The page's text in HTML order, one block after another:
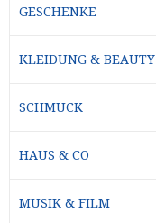
GESCHENKE
KLEIDUNG & BEAUTY
SCHMUCK
HAUS & CO
MUSIK & FILM